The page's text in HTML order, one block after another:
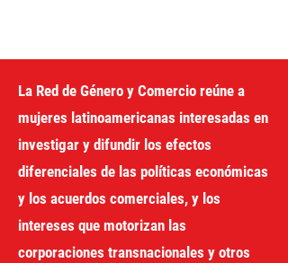
La Red de Género y Comercio reúne a
mujeres latinoamericanas interesadas en
investigar y difundir los efectos
diferenciales de las políticas económicas
y los acuerdos comerciales, y los
intereses que motorizan las
corporaciones transnacionales y otros